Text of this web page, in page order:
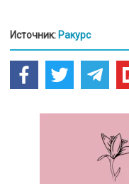
Источник: Ракурс